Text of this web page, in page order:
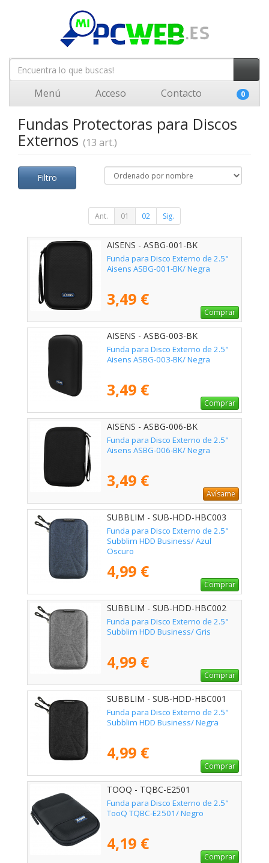
Menú Acceso Contacto 0
Fundas Protectoras para Discos
Externos (13 art.)
Filtro
Ant. 01 02 Sig.
AISENS - ASBG-001-BK
Funda para Disco Externo de 2.5"
Aisens ASBG-001-BK/ Negra
3,49 €
Comprar
AISENS - ASBG-003-BK
Funda para Disco Externo de 2.5"
Aisens ASBG-003-BK/ Negra
3,49 €
Comprar
AISENS - ASBG-006-BK
Funda para Disco Externo de 2.5"
Aisens ASBG-006-BK/ Negra
3,49 €
Avísame
SUBBLIM - SUB-HDD-HBC003
Funda para Disco Externo de 2.5"
Subblim HDD Business/ Azul
Oscuro
4,99 €
Comprar
SUBBLIM - SUB-HDD-HBC002
Funda para Disco Externo de 2.5"
Subblim HDD Business/ Gris
4,99 €
Comprar
SUBBLIM - SUB-HDD-HBC001
Funda para Disco Externo de 2.5"
Subblim HDD Business/ Negra
4,99 €
Comprar
TOOQ - TQBC-E2501
Funda para Disco Externo de 2.5"
TooQ TQBC-E2501/ Negro
4,19 €
Comprar